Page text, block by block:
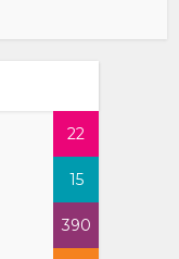
22
15
390